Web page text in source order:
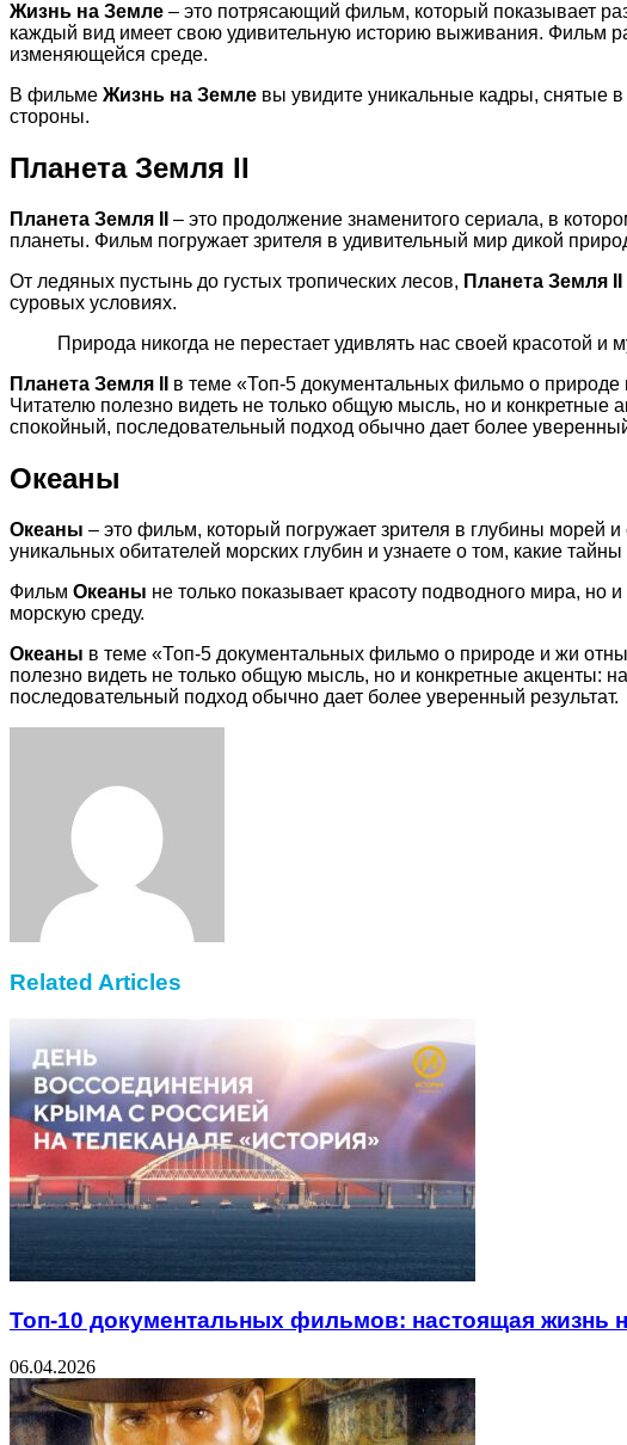
Жизнь на Земле – это потрясающий фильм, который показывает
каждый вид имеет свою удивительную историю выживания. Фильм
изменяющейся среде.
В фильме Жизнь на Земле вы увидите уникальные кадры, снятые
стороны.
Планета Земля II
Планета Земля II
– это продолжение знаменитого сериала, в
планеты. Фильм погружает зрителя в удивительный мир дикой
От ледяных пустынь до густых тропических лесов, Планета Земля II
суровых условиях.
Природа никогда не перестает удивлять нас своей красотой и
Планета Земля II
в теме «Топ-5 документальных фильмо о природе
Читателю полезно видеть не только общую мысль, но и
спокойный, последовательный подход обычно дает более уверенный
Океаны
Океаны – это фильм, который погружает зрителя в глубины морей
уникальных обитателей морских глубин и узнаете о том, какие
Фильм Океаны не только показывает красоту подводного мира,
морскую среду.
Океаны в теме «Топ-5 документальных фильмо о природе и жи
полезно видеть не только общую мысль, но и конкретные акценты:
последовательный подход обычно дает более уверенный результат.
Related Articles
Топ-10 документальных фильмов: настоящая жизнь
06.04.2026